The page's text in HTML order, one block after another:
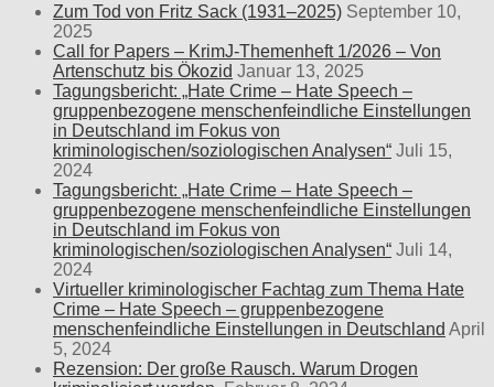
Zum Tod von Fritz Sack (1931–2025) September 10,
2025
Call for Papers – KrimJ-Themenheft 1/2026 – Von
Artenschutz bis Ökozid Januar 13, 2025
Tagungsbericht: „Hate Crime – Hate Speech –
gruppenbezogene menschenfeindliche Einstellungen
in Deutschland im Fokus von
kriminologischen/soziologischen Analysen“ Juli 15,
2024
Tagungsbericht: „Hate Crime – Hate Speech –
gruppenbezogene menschenfeindliche Einstellungen
in Deutschland im Fokus von
kriminologischen/soziologischen Analysen“ Juli 14,
2024
Virtueller kriminologischer Fachtag zum Thema Hate
Crime – Hate Speech – gruppenbezogene
menschenfeindliche Einstellungen in Deutschland April
5, 2024
Rezension: Der große Rausch. Warum Drogen